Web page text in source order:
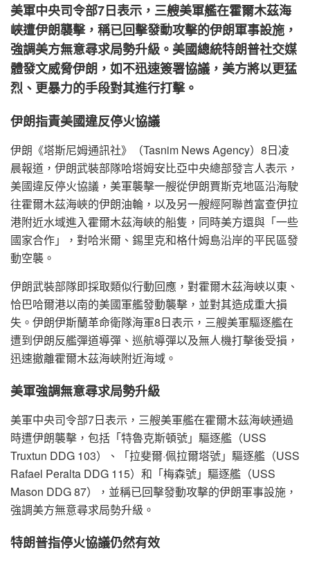
美軍中央司令部7日表示，三艘美軍艦在霍爾木茲海
峽遭伊朗襲擊，稱已回擊發動攻擊的伊朗軍事設施，
強調美方無意尋求局勢升級。美國總統特朗普社交媒
體發文威脅伊朗，如不迅速簽署協議，美方將以更猛
烈、更暴力的手段對其進行打擊。
伊朗指責美國違反停火協議
伊朗《塔斯尼姆通訊社》（Tasnim News Agency）8日凌
晨報道，伊朗武裝部隊哈塔姆安比亞中央總部發言人表示，
美國違反停火協議，美軍襲擊一艘從伊朗賈斯克地區沿海駛
往霍爾木茲海峽的伊朗油輪，以及另一艘經阿聯酋富查伊拉
港附近水域進入霍爾木茲海峽的船隻，同時美方還與「一些
國家合作」，對哈米爾、錫里克和格什姆島沿岸的平民區發
動空襲。
伊朗武裝部隊即採取類似行動回應，對霍爾木茲海峽以東、
恰巴哈爾港以南的美國軍艦發動襲擊，並對其造成重大損
失。伊朗伊斯蘭革命衛隊海軍8日表示，三艘美軍驅逐艦在
遭到伊朗反艦彈道導彈、巡航導彈以及無人機打擊後受損，
迅速撤離霍爾木茲海峽附近海域。
美軍強調無意尋求局勢升級
美軍中央司令部7日表示，三艘美軍艦在霍爾木茲海峽通過
時遭伊朗襲擊，包括「特魯克斯頓號」驅逐艦（USS
Truxtun DDG 103）、「拉斐爾·佩拉爾塔號」驅逐艦（USS
Rafael Peralta DDG 115）和「梅森號」驅逐艦（USS
Mason DDG 87），並稱已回擊發動攻擊的伊朗軍事設施，
強調美方無意尋求局勢升級。
特朗普指停火協議仍然有效